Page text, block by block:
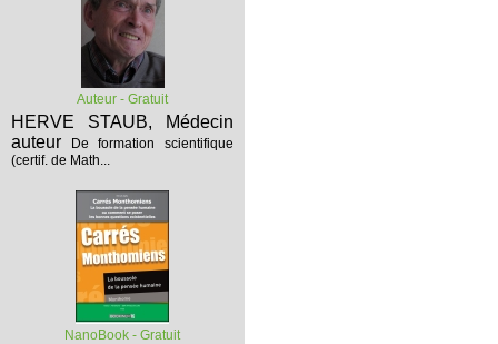
Auteur - Gratuit
HERVE STAUB, Médecin
auteur
De formation scientifique
(certif. de Math...
NanoBook - Gratuit